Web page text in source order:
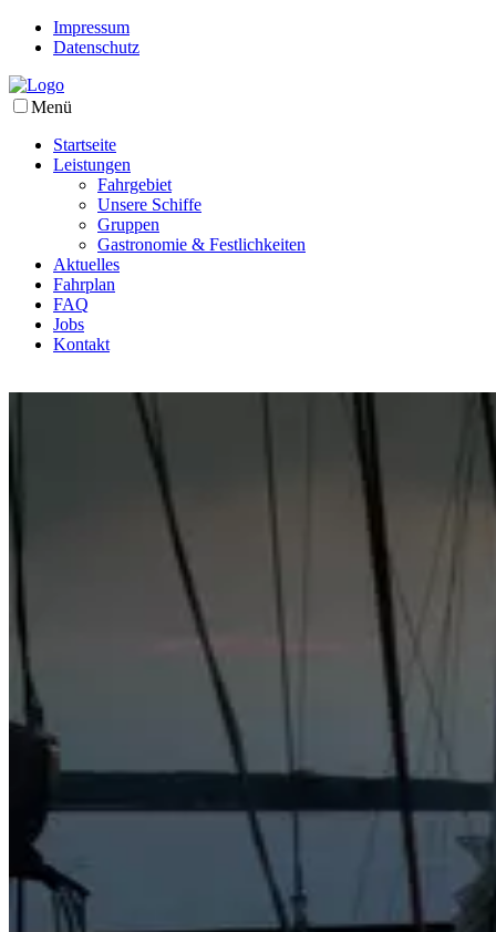
Impressum
Datenschutz
Menü
Startseite
Leistungen
Fahrgebiet
Unsere Schiffe
Gruppen
Gastronomie & Festlichkeiten
Aktuelles
Fahrplan
FAQ
Jobs
Kontakt